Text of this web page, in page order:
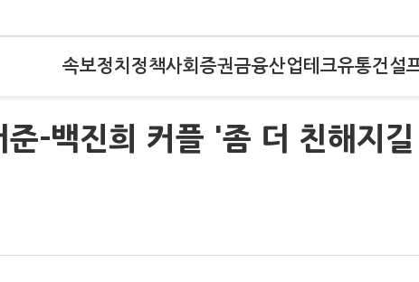
속보정치 정책사회 증권금융산업테크유통건설
-백진희 커플 '좀 더 친해지길